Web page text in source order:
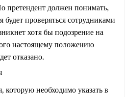
претендент должен понимать,
проверяться сотрудниками
хотя бы подозрение на
настоящему положению
отказано.
которую необходимо указать в